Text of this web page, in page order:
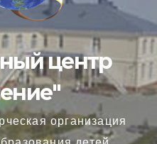
центр
организация